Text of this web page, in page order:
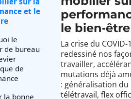
et le
le
de bureau
de
la bonne
le bien‑être
La crise du COVID-
redessiné nos
travailler,
mutations déjà
: généralisation du
télétravail, flex